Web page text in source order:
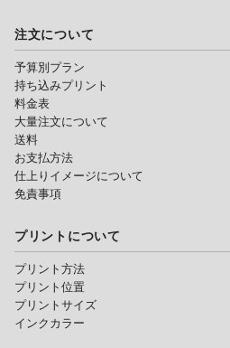
注文について
予算別プラン
持ち込みプリント
料金表
大量注文について
送料
お支払方法
仕上りイメージについて
免責事項
プリントについて
プリント方法
プリント位置
プリントサイズ
インクカラー